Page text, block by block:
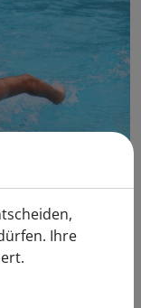
Ihre